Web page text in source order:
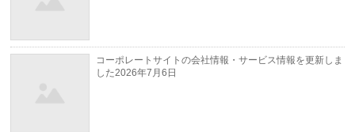
コーポレートサイトの会社情報・サービス情報を更新しま
した2026年7月6日